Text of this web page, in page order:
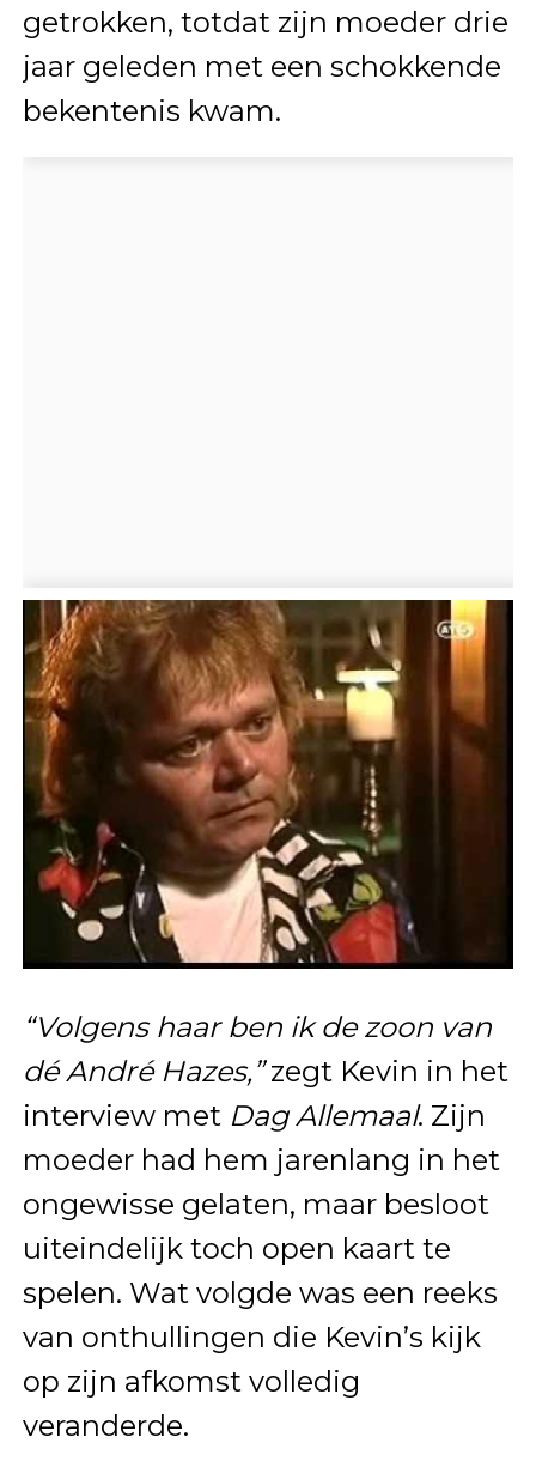
getrokken, totdat zijn moeder drie
jaar geleden met een schokkende
bekentenis kwam.
“Volgens haar ben ik de zoon van
dé André Hazes,”zegt Kevin in het
interview met Dag Allemaal. Zijn
moeder had hem jarenlang in het
ongewisse gelaten, maar besloot
uiteindelijk toch open kaart te
spelen. Wat volgde was een reeks
van onthullingen die Kevin’s kijk
op zijn afkomst volledig
veranderde.